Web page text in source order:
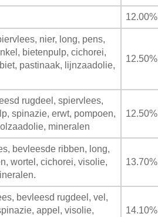
12.00%
nier, long, pens,
bietenpulp, cichorei,
pastinaak, lijnzaadolie,
12.50%
rugdeel, spiervlees,
spinazie, erwt, pompoen,
mineralen
12.50%
bevleesde ribben, long,
wortel, cichorei, visolie,
13.70%
bevleesd rugdeel, vel,
appel, visolie,
14.10%